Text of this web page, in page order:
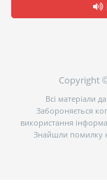
Copyright
Всі матеріали
Забороняється
використання
Знайшли помилку